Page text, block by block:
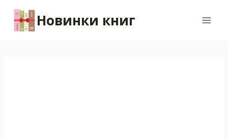
содержимому
Новинки книг